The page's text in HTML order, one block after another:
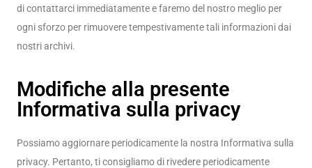
di contattarci immediatamente e faremo del nostro meglio per
ogni sforzo per rimuovere tempestivamente tali informazioni dai
nostri archivi.
Modifiche alla presente
Informativa sulla privacy
Possiamo aggiornare periodicamente la nostra Informativa sulla
privacy. Pertanto, ti consigliamo di rivedere periodicamente